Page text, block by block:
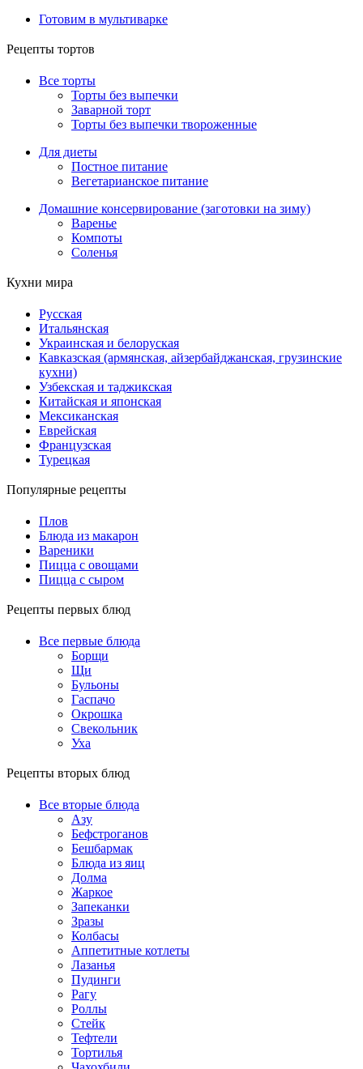
Готовим в мультиварке
Рецепты тортов
Все торты
Торты без выпечки
Заварной торт
Торты без выпечки твороженные
Для диеты
Постное питание
Вегетарианское питание
Домашние консервирование (заготовки на зиму)
Варенье
Компоты
Соленья
Кухни мира
Русская
Итальянская
Украинская и белоруская
Кавказская (армянская, айзербайджанская, грузинские
кухни)
Узбекская и таджикская
Китайская и японская
Мексиканская
Еврейская
Французская
Турецкая
Популярные рецепты
Плов
Блюда из макарон
Вареники
Пицца с овощами
Пицца с сыром
Рецепты первых блюд
Все первые блюда
Борщи
Щи
Бульоны
Гаспачо
Окрошка
Свекольник
Уха
Рецепты вторых блюд
Все вторые блюда
Азу
Бефстроганов
Бешбармак
Блюда из яиц
Долма
Жаркое
Запеканки
Зразы
Колбасы
Аппетитные котлеты
Лазанья
Пудинги
Рагу
Роллы
Стейк
Тефтели
Тортилья